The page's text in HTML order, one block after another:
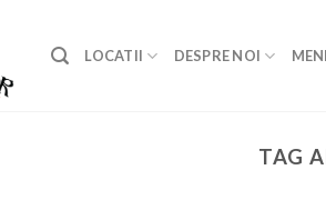
LOCATII DESPRE NOI
TAG